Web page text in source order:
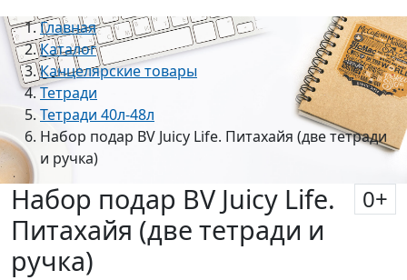
Главная
Каталог
Канцелярские товары
Тетради
Тетради 40л-48л
Набор подар BV Juicy Life. Питахайя (две тетради
и ручка)
Набор подар BV Juicy Life.
Питахайя (две тетради и
ручка)
0+